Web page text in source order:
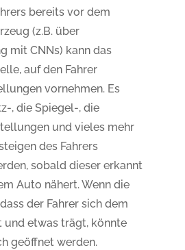
bereits vor dem
(z.B. über
mit CNNs) kann das
auf den Fahrer
vornehmen. Es
, die Spiegel-, die
und vieles mehr
des Fahrers
sobald dieser erkannt
Auto nähert. Wenn die
der Fahrer sich dem
und etwas trägt, könnte
geöffnet werden.